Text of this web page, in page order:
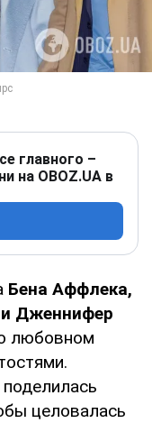
главного –
на OBOZ.UA в
Бена Аффлека,
Дженнифер
любовном
целовалась